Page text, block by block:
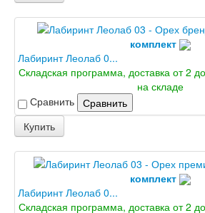
Винтер ВФД
Иннова ВФД
Классик Арт ВФД
Стокгольм ВФД
Урбан ВФД
Эмалекс ВФД
Фурнитура
Фурнитура Vantage
Фурнитура для раздвижных
Натяжные потолки
комплект
Лабиринт Леолаб 0...
Складская программа, доставка от 2
на складе
Сравнить Сравнить
Купить
комплект
Лабиринт Леолаб 0...
Складская программа, доставка от 2